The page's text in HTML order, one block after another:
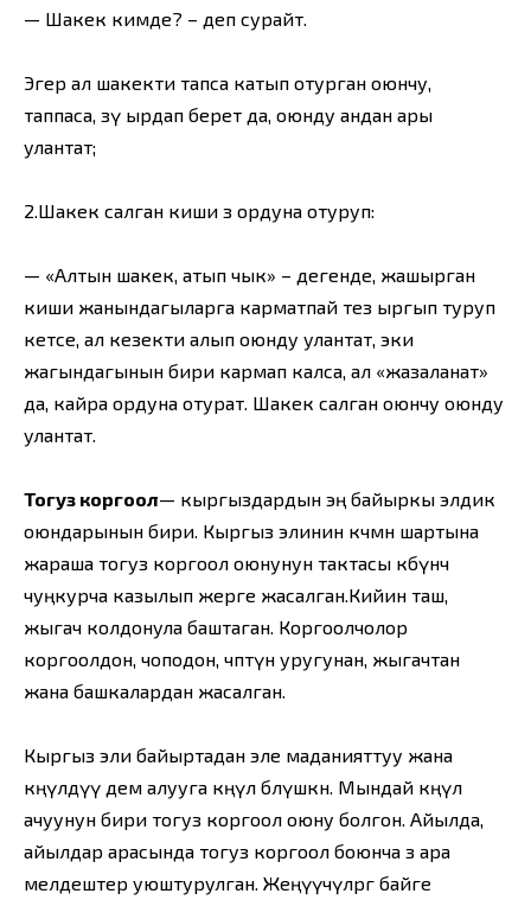
— Шакек кимде? – деп сурайт.
Эгер ал шакекти тапса катып отурган оюнчу,
таппаса, өзү ырдап берет да, оюнду андан ары
улантат;
2.Шакек салган киши өз ордуна отуруп:
— «Алтын шакек, атып чык» – дегенде, жашырган
киши жанындагыларга карматпай тез ыргып туруп
кетсе, ал кезекти алып оюнду улантат, эки
жагындагынын бири кармап калса, ал «жазаланат»
да, кайра ордуна отурат. Шакек салган оюнчу оюнду
улантат.
Тогуз коргоол— кыргыздардын эң байыркы элдик
оюндарынын бири. Кыргыз элинин көчмөн шартына
жараша тогуз коргоол оюнунун тактасы көбүнчө
чуңкурча казылып жерге жасалган.Кийин таш,
жыгач колдонула баштаган. Коргоолчолор
коргоолдон, чоподон, чөптүн уругунан, жыгачтан
жана башкалардан жасалган.
Кыргыз эли байыртадан эле маданияттуу жана
көңүлдүү дем алууга көңүл бөлүшкөн. Мындай көңүл
ачуунун бири тогуз коргоол оюну болгон. Айылда,
айылдар арасында тогуз коргоол боюнча өз ара
мелдештер уюштурулган. Жеңүүчүлөргө байге